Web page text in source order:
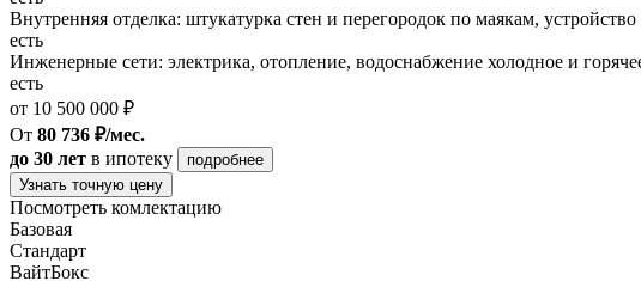
Внутренняя отделка: штукатурка стен и перегородок по маякам,
есть
Инженерные сети: электрика, отопление, водоснабжение холодное и
есть
от 10 500 000 ₽
От 80 736 ₽/мес.
до 30 лет в ипотеку
подробнее
Узнать точную цену
Посмотреть комлектацию
Базовая
Стандарт
ВайтБокс